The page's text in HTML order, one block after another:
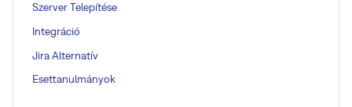
Szerver Telepítése
Integráció
Jira Alternatív
Esettanulmányok